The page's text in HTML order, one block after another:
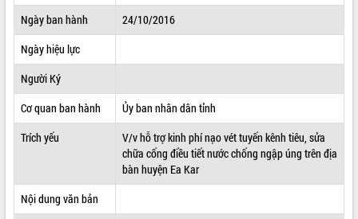
SỞ, BAN, NGÀNH
THÔNG TIN CHỈ ĐẠO ĐIỀU HÀNH
HỆ THỐNG VĂN BẢN
VĂN BẢN HĐND TỈNH
QUY HOẠCH - KẾ HOẠCH
Ngày ban hành
24/10/2016
Ngày hiệu lực
Người Ký
Cơ quan ban hành
Ủy ban nhân dân tỉnh
Trích yếu
V/v hỗ trợ kinh phí nạo vét tuyến kênh tiêu, sửa
chữa cống điều tiết nước chống ngập úng trên địa
bàn huyện Ea Kar
Nội dung văn bản